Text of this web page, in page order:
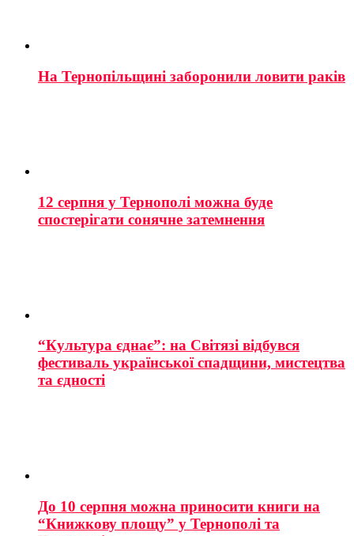
На Тернопільщині заборонили ловити раків
12 серпня у Тернополі можна буде
спостерігати сонячне затемнення
“Культура єднає”: на Світязі відбувся
фестиваль української спадщини, мистецтва
та єдності
До 10 серпня можна приносити книги на
“Книжкову площу” у Тернополі та